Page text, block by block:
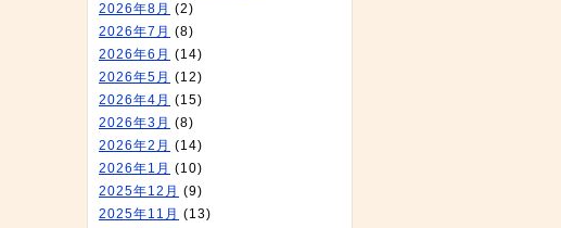
2026年8月 (2)
2026年7月 (8)
2026年6月 (14)
2026年5月 (12)
2026年4月 (15)
2026年3月 (8)
2026年2月 (14)
2026年1月 (10)
2025年12月 (9)
2025年11月 (13)